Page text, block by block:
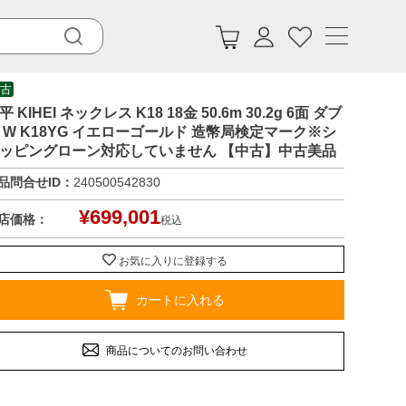
KIHEI ネックレス K18 18金 50.6m 30.2g 6面 ダブ
W K18YG イエローゴールド 造幣局検定マーク※シ
ピングローン対応していません 【中古】中古美品
問合せID： 240500542830
価格： ¥699,001税込
お気に入りに登録する
カートに入れる
商品についてのお問い合わせ